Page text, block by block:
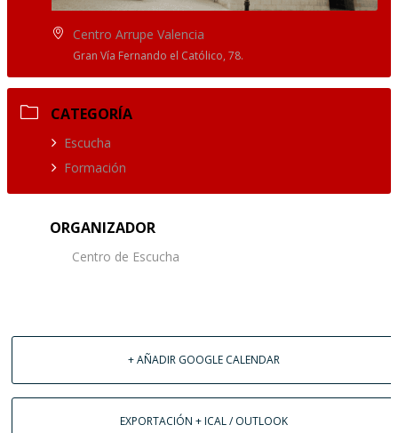
Centro Arrupe Valencia
Gran Vía Fernando el Católico, 78.
CATEGORÍA
Escucha
Formación
ORGANIZADOR
Centro de Escucha
+ AÑADIR GOOGLE CALENDAR
EXPORTACIÓN + ICAL / OUTLOOK